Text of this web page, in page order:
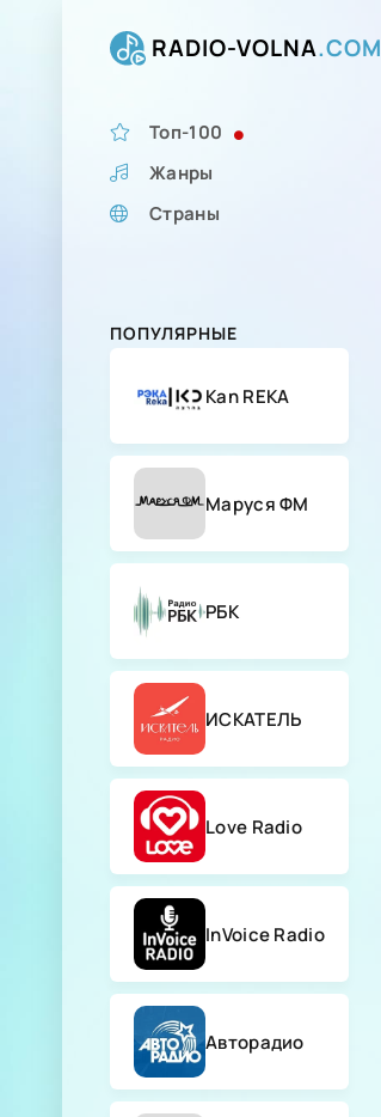
RADIO-VOLNA.COM
Топ-100
Жанры
Страны
ПОПУЛЯРНЫЕ
Kan REKA
Маруся ФМ
РБК
ИСКАТЕЛЬ
Love Radio
InVoice Radio
Авторадио